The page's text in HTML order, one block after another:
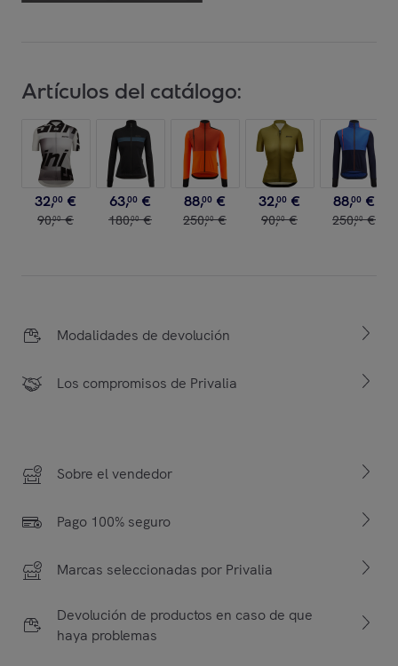
Artículos del catálogo:
32,00 €
90,00 €
63,00 €
180,00 €
88,00 €
250,00 €
32,00 €
90,00 €
88,00 €
250,00 €
Modalidades de devolución
Los compromisos de Privalia
Sobre el vendedor
Pago 100% seguro
Marcas seleccionadas por Privalia
Devolución de productos en caso de que
haya problemas